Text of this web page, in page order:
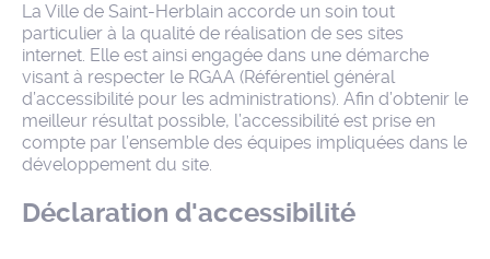
La Ville de Saint-Herblain accorde un soin tout
particulier à la qualité de réalisation de ses sites
internet. Elle est ainsi engagée dans une démarche
visant à respecter le RGAA (Référentiel général
d’accessibilité pour les administrations). Afin d’obtenir le
meilleur résultat possible, l’accessibilité est prise en
compte par l’ensemble des équipes impliquées dans le
développement du site.
Déclaration d'accessibilité